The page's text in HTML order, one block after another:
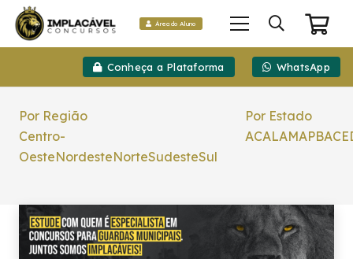
Área do Aluno
Conheça a Plataforma WhatsApp
Por Região
Centro-
OesteNordesteNorteSudesteSul
Por Estado
ACALAMAPBACE